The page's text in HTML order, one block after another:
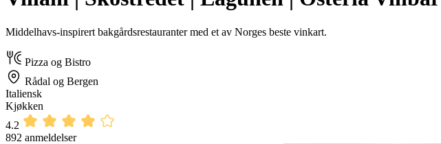
Middelhavs-inspirert bakgårdsrestauranter med et av Norges beste vinkart.
Pizza og Bistro
Rådal og Bergen
Italiensk
Kjøkken
4.2
892 anmeldelser